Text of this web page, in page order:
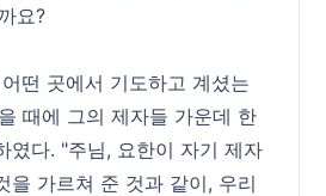
요?
떤 곳에서 기도하고 계셨는
때에 그의 제자들 가운데 한
였다. "주님, 요한이 자기 제자
을 가르쳐 준 것과 같이, 우리